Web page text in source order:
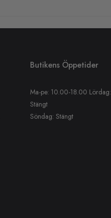
Butikens Öppetider
Ma-pe: 10.00-18.00 Lördag:
Stängt
Söndag: Stängt